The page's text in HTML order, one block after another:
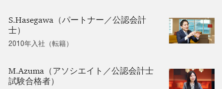
S.Hasegawa（パートナー／公認会計
士）
2010年入社（転籍）
M.Azuma（アソシエイト／公認会計士
試験合格者）